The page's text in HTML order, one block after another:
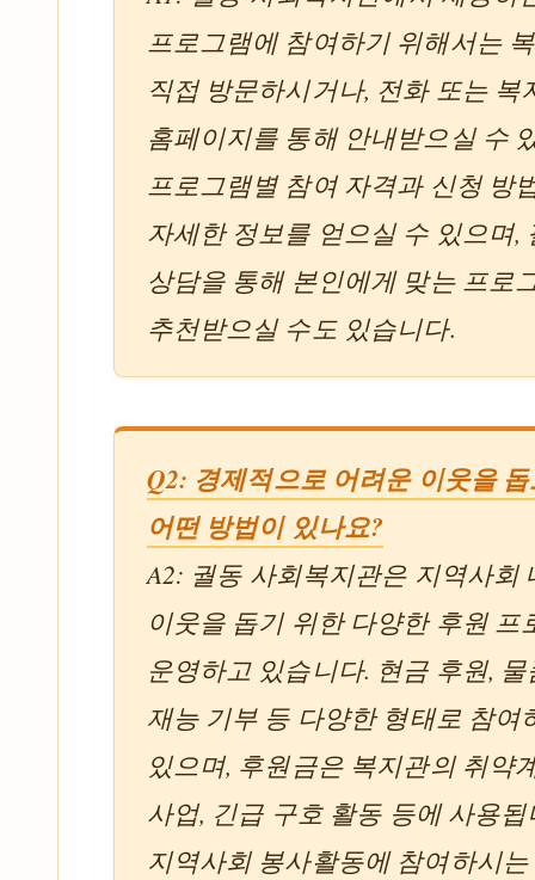
프로그램에 참여하기 위해서는
직접 방문하시거나, 전화 또는 복
홈페이지를 통해 안내받으실 수
프로그램별 참여 자격과 신청 방
자세한 정보를 얻으실 수 있으며,
상담을 통해 본인에게 맞는 프로
추천받으실 수도 있습니다.
Q2: 경제적으로 어려운 이웃을
어떤 방법이 있나요?
A2: 궐동 사회복지관은 지역사회
이웃을 돕기 위한 다양한 후원 프
운영하고 있습니다. 현금 후원,
재능 기부 등 다양한 형태로 참여
있으며, 후원금은 복지관의 취약
사업, 긴급 구호 활동 등에 사용
지역사회 봉사활동에 참여하시